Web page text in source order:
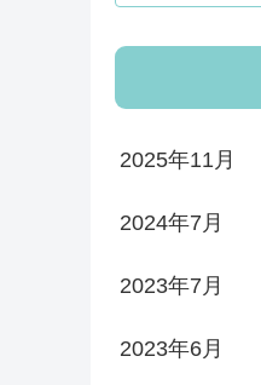
2025年11月
2024年7月
2023年7月
2023年6月